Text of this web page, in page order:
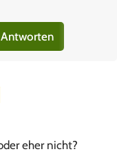
Antworten
eher nicht?